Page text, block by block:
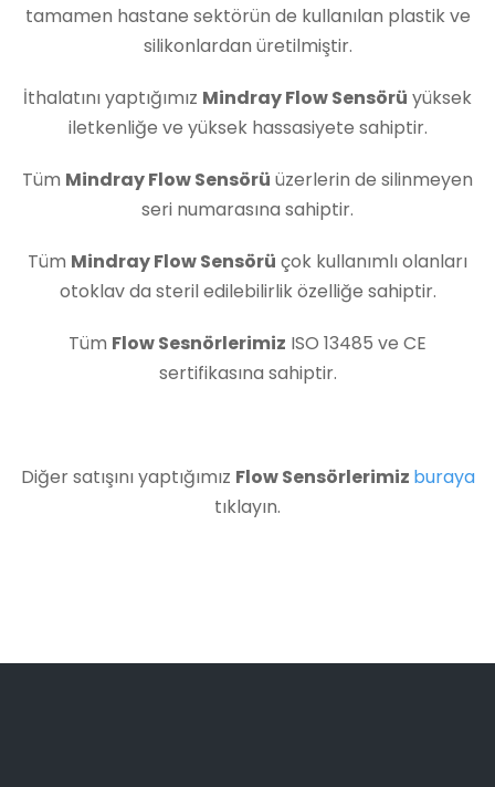
tamamen hastane sektörün de kullanılan plastik ve
silikonlardan üretilmiştir.
İthalatını yaptığımız Mindray Flow Sensörü yüksek
iletkenliğe ve yüksek hassasiyete sahiptir.
Tüm Mindray Flow Sensörü üzerlerin de silinmeyen
seri numarasına sahiptir.
Tüm Mindray Flow Sensörü çok kullanımlı olanları
otoklav da steril edilebilirlik özelliğe sahiptir.
Tüm Flow Sesnörlerimiz ISO 13485 ve CE
sertifikasına sahiptir.
Diğer satışını yaptığımız Flow Sensörlerimiz buraya
tıklayın.